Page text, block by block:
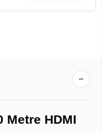
Metre HDMI